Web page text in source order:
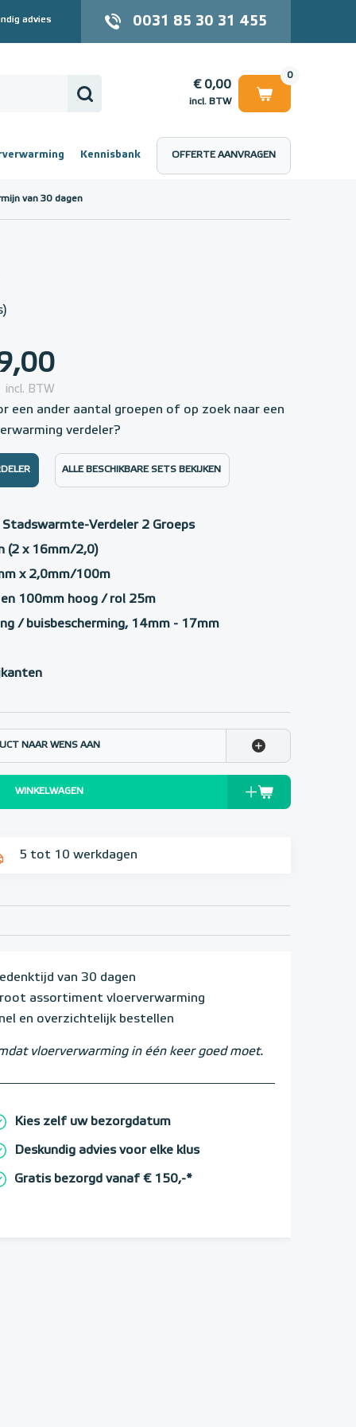
advies 0031 85 30 31 455
0
€ 0,00
incl. BTW
€ 0,00
Kennisbank OFFERTE AANVRAGEN
van 30 dagen
incl. BTW
een ander aantal groepen of op zoek naar een
verdeler?
ALLE BESCHIKBARE SETS BEKIJKEN
Verdeler 2 Groeps
(2 x 16mm/2,0)
x 2,0mm/100m
100mm hoog / rol 25m
/ buisbescherming, 14mm - 17mm
NAAR WENS AAN
WINKELWAGEN
5 tot 10 werkdagen
van 30 dagen
assortiment vloerverwarming
en overzichtelijk bestellen
vloerverwarming in één keer goed moet.
Kies zelf uw bezorgdatum
Deskundig advies voor elke klus
Gratis bezorgd vanaf € 150,-*